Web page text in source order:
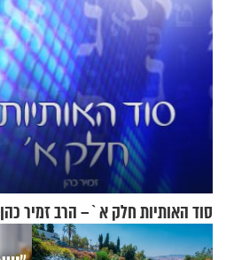
סוד האותיות חלק א`– הרב זמיר כהן